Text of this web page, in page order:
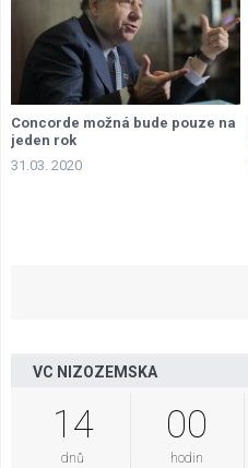
Concorde možná bude pouze na
jeden rok
31.03. 2020
VC NIZOZEMSKA
14
dnů
00
hodin